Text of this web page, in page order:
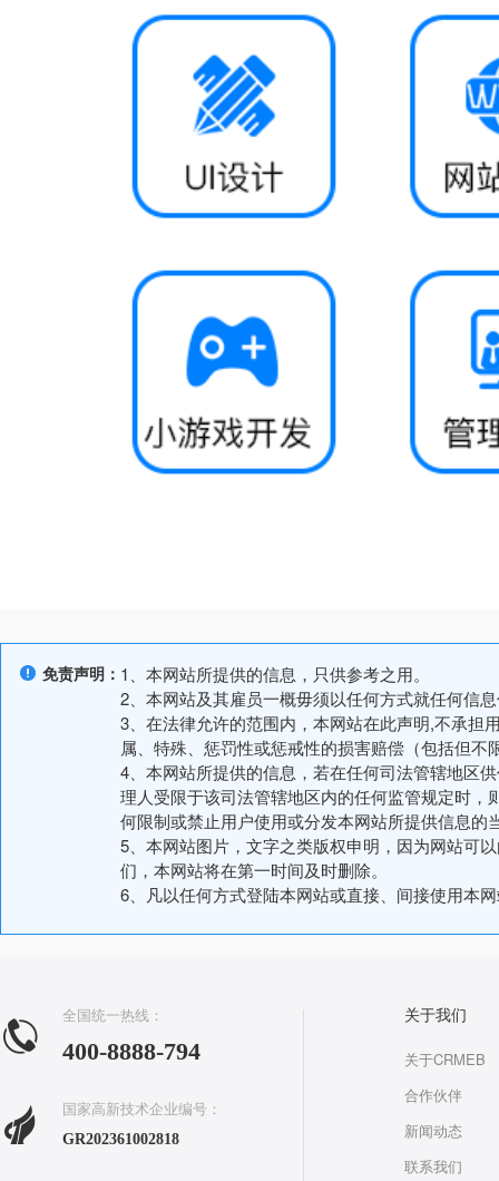
免责声明： 1、本网站所提供的信息，只供参考之用。
2、本网站及其雇员一概毋须以任何方式就任何信
3、在法律允许的范围内，本网站在此声明,不承担
属、特殊、惩罚性或惩戒性的损害赔偿（包括但
4、本网站所提供的信息，若在任何司法管辖地区
理人受限于该司法管辖地区内的任何监管规定时
何限制或禁止用户使用或分发本网站所提供信息的
5、本网站图片，文字之类版权申明，因为网站可
们，本网站将在第一时间及时删除。
6、凡以任何方式登陆本网站或直接、间接使用本
全国统一热线：
400-8888-794
国家高新技术企业编号：
GR202361002818
关于我们
关于CRMEB
合作伙伴
新闻动态
联系我们